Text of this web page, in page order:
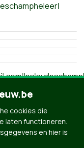
|
cookies die
laten functioneren.
en hier is